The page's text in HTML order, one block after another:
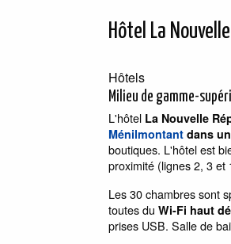
Hôtel La
Hôtels
Milieu de gamme-
L'hôtel La Nouvelle
Ménilmontant dans
boutiques. L'hôtel est
proximité (lignes 2, 3 et
Les 30 chambres sont
toutes du Wi-Fi haut
prises USB. Salle de